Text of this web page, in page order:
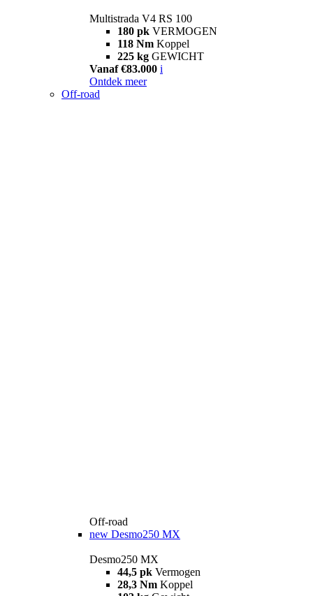
Multistrada V4 RS 100
180 pk VERMOGEN
118 Nm Koppel
225 kg GEWICHT
Vanaf €83.000 i
Ontdek meer
Off-road
Off-road
new Desmo250 MX
Desmo250 MX
44,5 pk Vermogen
28,3 Nm Koppel